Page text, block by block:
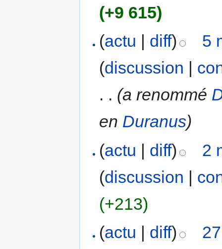
(+9 615)
(actu diff)
5
(discussion
. . (a renommé
en Duranus)
(actu | diff)
2
(discussion |
(+213)
(actu | diff)